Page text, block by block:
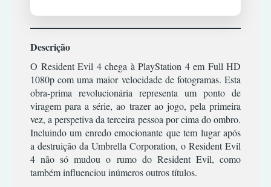
TERROR
TIRO
TERROR
ESTRATÉGIA
MÚSICA/RITMO
RPG
SIMULADOR
TERROR
TIRO
COMBATE
DESPORTO
ESTRATÉGIA
INFANTIL
MÚSICA/RITMO
RPG
SIMULATOR
TERROR
TIRO
360
ACÇÃO/AVENTURA
CLÁSSICOS
CORRIDA
ESPORTES
LUTA
RPG
TIRO
XBOX
ONE
PREMIUM
OFFLINE
ACÇÃO/AVENTURA
COMBATE
CORRIDA
DESPORTO
XBOX
ONE
PREMIUM
ONLINE
Descrição
O Resident Evil 4 chega à PlayStation 4 em Full HD
1080p com uma maior velocidade de fotogramas. Esta
obra-prima revolucionária representa um ponto de
viragem para a série, ao trazer ao jogo, pela primeira
vez, a perspetiva da terceira pessoa por cima do ombro.
Incluindo um enredo emocionante que tem lugar após
a destruição da Umbrella Corporation, o Resident Evil
4 não só mudou o rumo do Resident Evil, como
também influenciou inúmeros outros títulos.